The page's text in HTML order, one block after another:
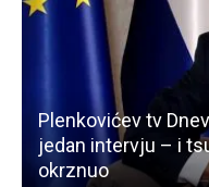
Plenkovićev tv
jedan intervju – i
okrznuo